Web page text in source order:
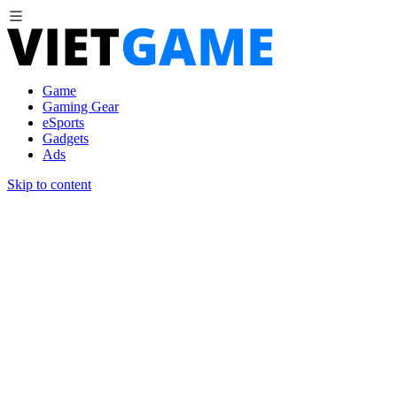
Game
Gaming Gear
eSports
Gadgets
Ads
Skip to content